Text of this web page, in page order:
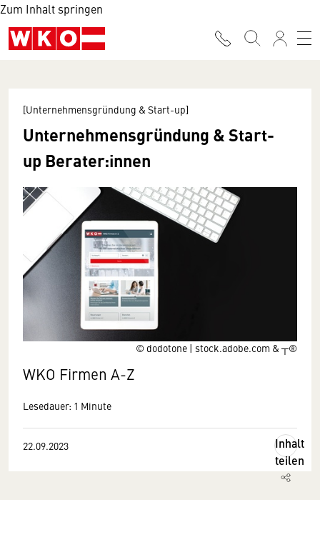
Zum Inhalt springen
© dodotone | stock.adobe.com & ┬®
[Unternehmensgründung & Start-up]
Unternehmensgründung & Start-
up Berater:innen
WKO Firmen A-Z
Lesedauer: 1 Minute
22.09.2023
Inhalt
teilen